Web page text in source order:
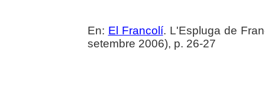
En: El Francolí. L'Espluga de
setembre 2006), p. 26-27